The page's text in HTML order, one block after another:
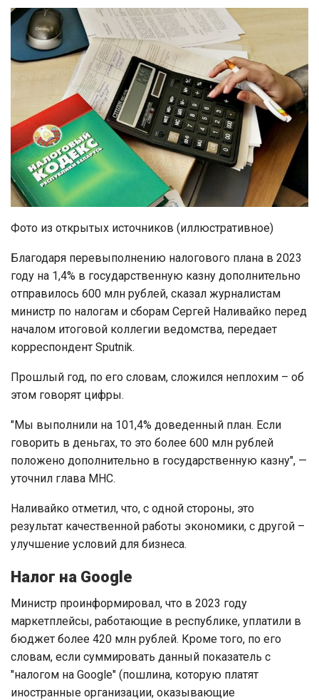
Фото из открытых источников (иллюстративное)
Благодаря перевыполнению налогового плана в 2023
году на 1,4% в государственную казну дополнительно
отправилось 600 млн рублей, сказал журналистам
министр по налогам и сборам Сергей Наливайко перед
началом итоговой коллегии ведомства, передает
корреспондент Sputnik.
Прошлый год, по его словам, сложился неплохим – об
этом говорят цифры.
"Мы выполнили на 101,4% доведенный план. Если
говорить в деньгах, то это более 600 млн рублей
положено дополнительно в государственную казну", —
уточнил глава МНС.
Наливайко отметил, что, с одной стороны, это
результат качественной работы экономики, с другой –
улучшение условий для бизнеса.
Налог на Google
Министр проинформировал, что в 2023 году
маркетплейсы, работающие в республике, уплатили в
бюджет более 420 млн рублей. Кроме того, по его
словам, если суммировать данный показатель с
"налогом на Google" (пошлина, которую платят
иностранные организации, оказывающие